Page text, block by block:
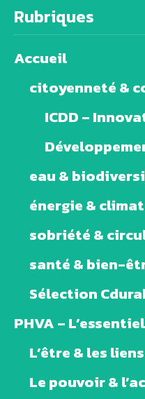
Rubriques
Accueil
citoyenneté &
ICDD –
eau &
énergie & climat
sobriété &
santé & bien-
Sélection
PHVA –
L’être & les liens
Le pouvoir &